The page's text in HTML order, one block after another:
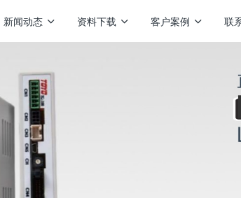
新闻动态 资料下载 客户案例 联